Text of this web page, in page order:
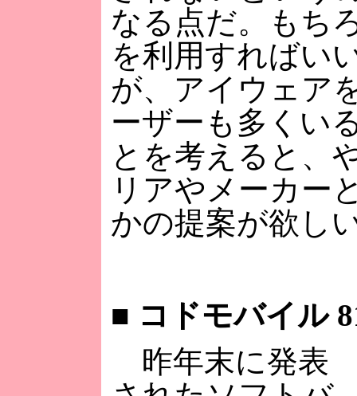
なる点だ。もち
を利用すればい
が、アイウェア
ーザーも多くい
とを考えると、
リアやメーカー
かの提案が欲し
■ コドモバイル
昨年末に発表